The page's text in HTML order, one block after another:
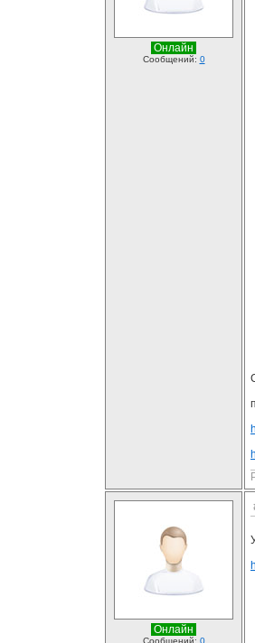
Онлайн
Сообщений: 0
Онлайн
Сообщений: 0